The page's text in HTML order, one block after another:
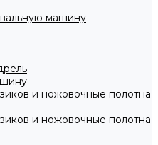
машину
и ножовочные полотна
и ножовочные полотна